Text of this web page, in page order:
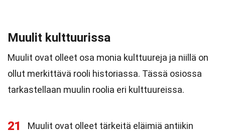
Muulit kulttuurissa
Muulit ovat olleet osa monia kulttuureja ja niillä on
ollut merkittävä rooli historiassa. Tässä osiossa
tarkastellaan muulin roolia eri kulttuureissa.
21
Muulit ovat olleet tärkeitä eläimiä antiikin